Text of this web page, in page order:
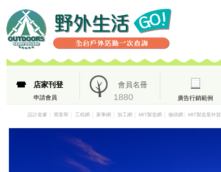
店家刊登
申請會員
會員名冊
1880 廣告行銷範例
設計老爹 窩客幫 工程網 家事網 加工網 MIT製造網 修繕網 MIT製造業外